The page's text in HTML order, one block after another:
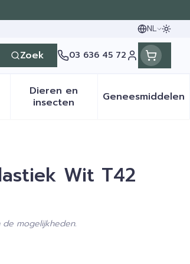
NL
Talen
Zoek 03 636 45 72
Klant menu
geneeskunde categorie
voor Thuiszorg en EHBO
Dieren en
insectenToon submenu voor
Geneesmiddelen
Toon
Wit T42
mogelijkheden.